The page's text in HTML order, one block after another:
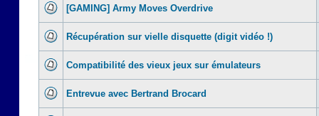
[GAMING] Army Moves Overdrive
Récupération sur vielle disquette (digit vidéo !)
Compatibilité des vieux jeux sur émulateurs
Entrevue avec Bertrand Brocard